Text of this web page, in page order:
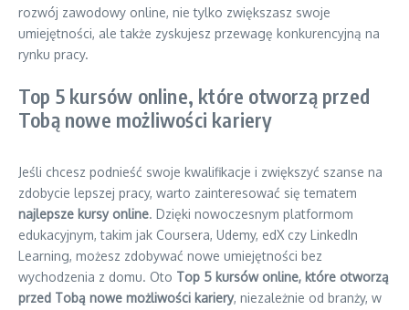
rozwój zawodowy online, nie tylko zwiększasz swoje
umiejętności, ale także zyskujesz przewagę konkurencyjną na
rynku pracy.
Top 5 kursów online, które otworzą przed
Tobą nowe możliwości kariery
Jeśli chcesz podnieść swoje kwalifikacje i zwiększyć szanse na
zdobycie lepszej pracy, warto zainteresować się tematem
najlepsze kursy online. Dzięki nowoczesnym platformom
edukacyjnym, takim jak Coursera, Udemy, edX czy LinkedIn
Learning, możesz zdobywać nowe umiejętności bez
wychodzenia z domu. Oto Top 5 kursów online, które otworzą
przed Tobą nowe możliwości kariery, niezależnie od branży, w